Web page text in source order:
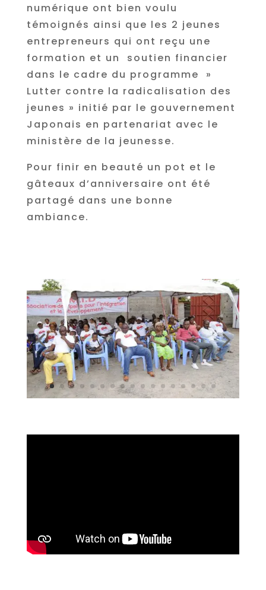
numérique ont bien voulu
témoignés ainsi que les 2 jeunes
entrepreneurs qui ont reçu une
formation et un soutien financier
dans le cadre du programme »
Lutter contre la radicalisation des
jeunes » initié par le gouvernement
Japonais en partenariat avec le
ministère de la jeunesse.
Pour finir en beauté un pot et le
gâteaux d’anniversaire ont été
partagé dans une bonne
ambiance.